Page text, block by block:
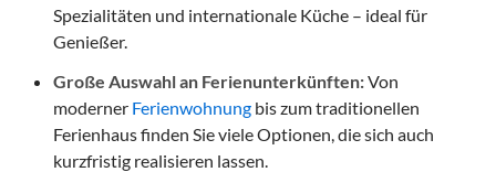
Spezialitäten und internationale Küche – ideal für
Genießer.
Große Auswahl an Ferienunterkünften:Von
moderner Ferienwohnung bis zum traditionellen
Ferienhaus finden Sie viele Optionen, die sich auch
kurzfristig realisieren lassen.